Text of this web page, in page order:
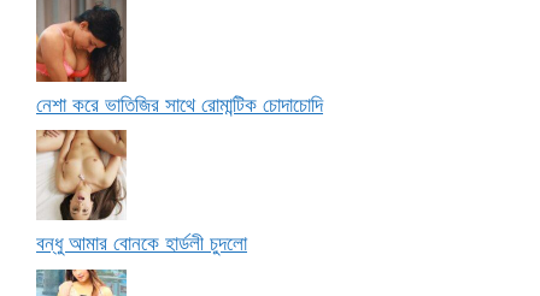
নেশা করে ভাতিজির সাথে রোমান্টিক চোদাচোদি
বন্ধু আমার বোনকে হার্ডলী চুদলো